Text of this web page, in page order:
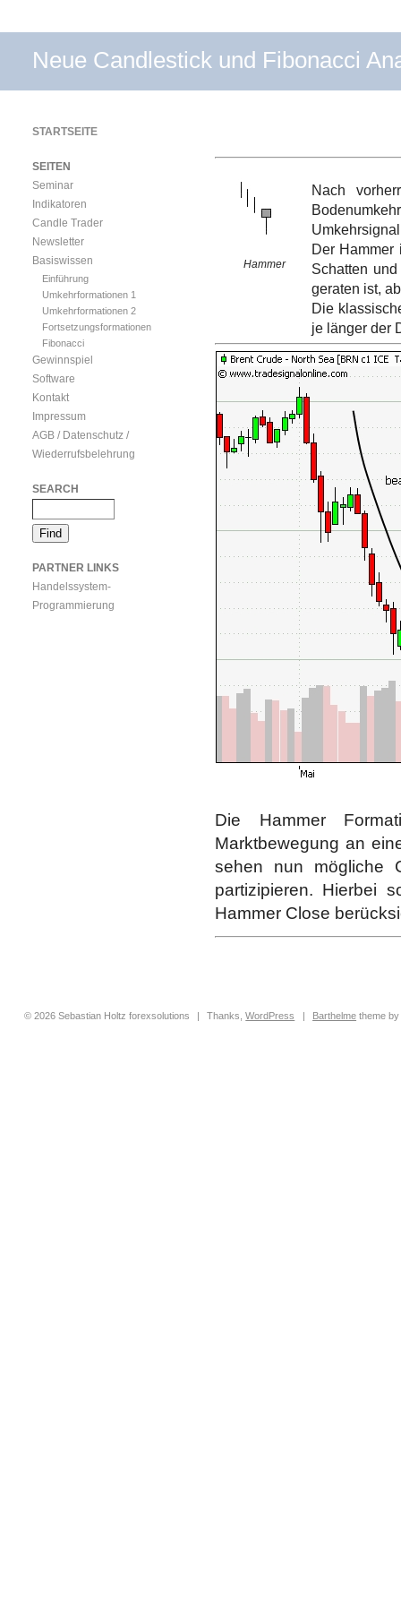
Neue Candlestick und Fibonacci
Hammer
Nach
Der Hammer
Schatten
geraten ist,
Die
je länger der
Die Hammer
Marktbewegung an
sehen nun mögliche
partizipieren. Hierbei
Hammer Close
STARTSEITE
SEITEN
Seminar
Indikatoren
Candle Trader
Newsletter
Basiswissen
Einführung
Umkehrformationen 1
Umkehrformationen 2
Fortsetzungsformationen
Fibonacci
Gewinnspiel
Software
Kontakt
Impressum
AGB / Datenschutz /
Wiederrufsbelehrung
SEARCH
PARTNER LINKS
Handelssystem-
Programmierung
© 2026 Sebastian Holtz forexsolutions | Thanks,WordPress | Barthelme theme